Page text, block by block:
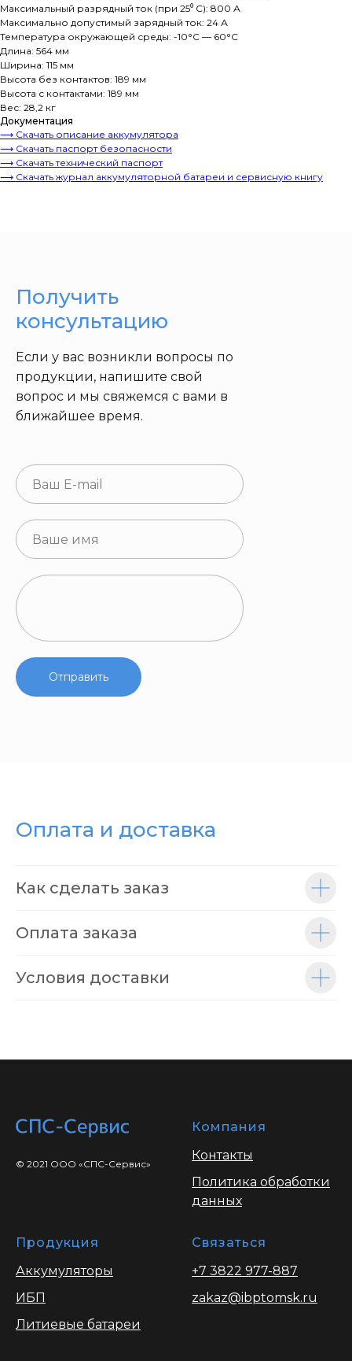
Максимальный разрядный ток (при 25⁰ С): 800 А
Максимально допустимый зарядный ток: 24 А
Температура окружающей среды: -10°C — 60°C
Длина: 564 мм
Ширина: 115 мм
Высота без контактов: 189 мм
Высота с контактами: 189 мм
Вес: 28,2 кг
Документация
⟶ Скачать описание аккумулятора
⟶ Скачать паспорт безопасности
⟶ Скачать технический паспорт
⟶ Скачать журнал аккумуляторной батареи и сервисную книгу
Отправить
Если у вас возникли вопросы по
продукции, напишите свой
вопрос и мы свяжемся с вами в
ближайшее время.
Получить
консультацию
Оплата и доставка
Как сделать заказ
Оплата заказа
Условия доставки
© 2021 ООО «СПС-Сервис»
Компания
Контакты
Политика обработки
данных
Продукция
Аккумуляторы
ИБП
Литиевые батареи
Связаться
+7 3822 977-887
zakaz@ibptomsk.ru